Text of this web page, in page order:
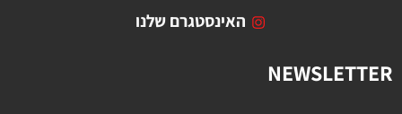
האינסטגרם שלנו
NEWSLETTER